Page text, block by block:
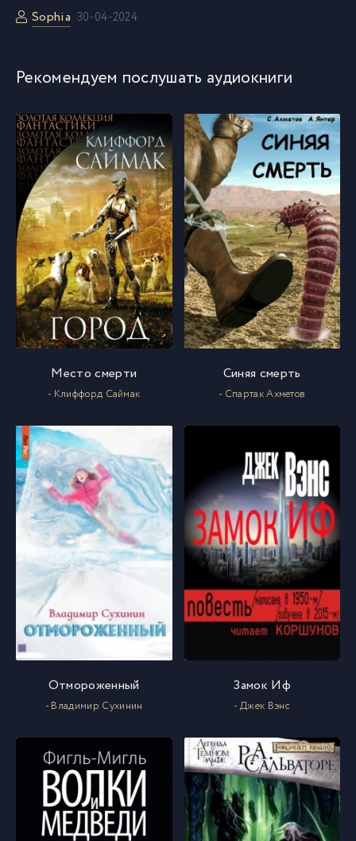
Sophia 30-04-2024
Рекомендуем послушать аудиокниги
Место смерти
- Клиффорд Саймак
Синяя смерть
- Спартак Ахметов
Отмороженный
- Владимир Сухинин
Замок Иф
- Джек Вэнс